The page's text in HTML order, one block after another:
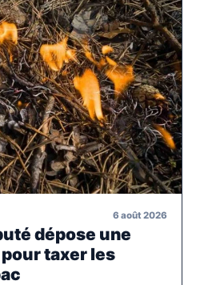
6 août 2026
dépose une
taxer les